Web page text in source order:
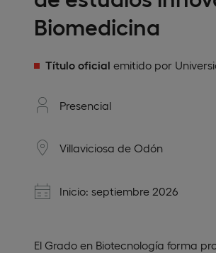
Biomedicina
Título oficial emitido por
Presencial
Villaviciosa de Odón
Inicio: septiembre 2026
El Grado en Biotecnología forma